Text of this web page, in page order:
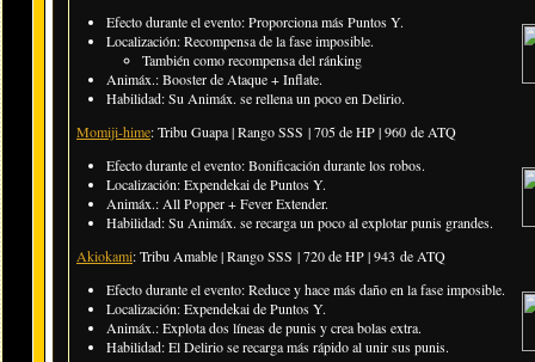
Efecto durante el evento: Proporciona más Puntos Y.
Localización: Recompensa de la fase imposible.
También como recompensa del ránking
Animáx.: Booster de Ataque + Inflate.
Habilidad: Su Animáx. se rellena un poco en Delirio.
Momiji-hime: Tribu Guapa | Rango SSS | 705 de HP | 960 de ATQ
Efecto durante el evento: Bonificación durante los robos.
Localización: Expendekai de Puntos Y.
Animáx.: All Popper + Fever Extender.
Habilidad: Su Animáx. se recarga un poco al explotar punis grandes.
Akiokami: Tribu Amable | Rango SSS | 720 de HP | 943 de ATQ
Efecto durante el evento: Reduce y hace más daño en la fase imposible.
Localización: Expendekai de Puntos Y.
Animáx.: Explota dos líneas de punis y crea bolas extra.
Habilidad: El Delirio se recarga más rápido al unir sus punis.